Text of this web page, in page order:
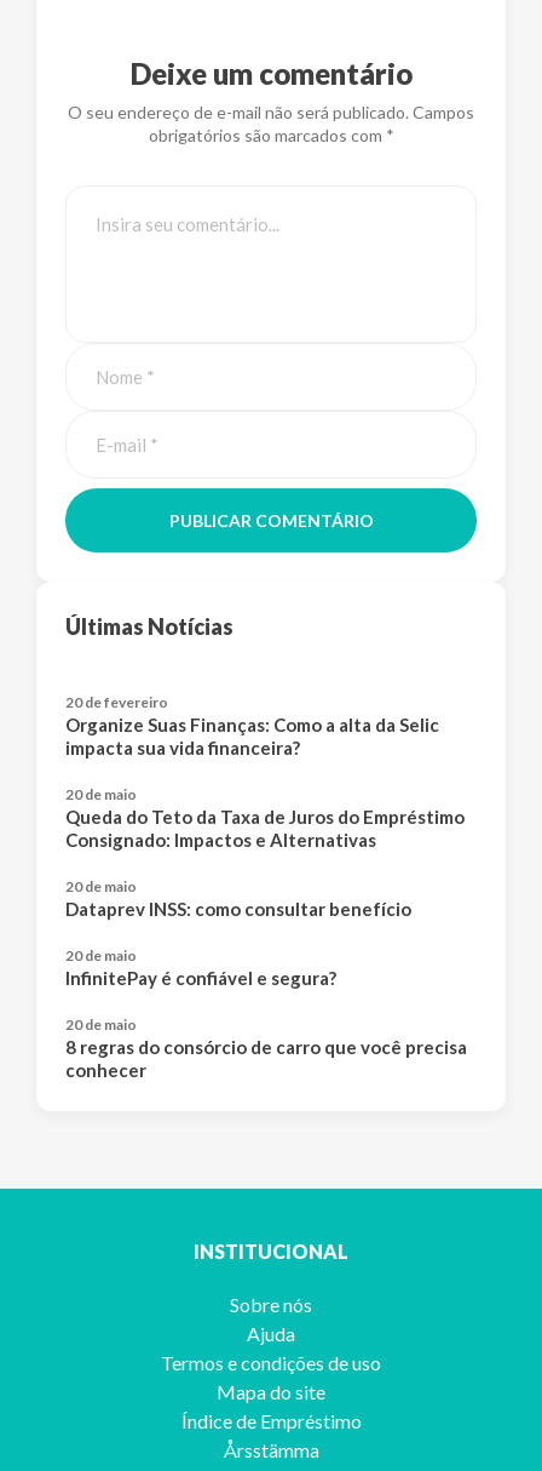
Deixe um comentário
O seu endereço de e-mail não será publicado. Campos
obrigatórios são marcados com *
PUBLICAR COMENTÁRIO
Últimas Notícias
20 de fevereiro
Organize Suas Finanças: Como a alta da Selic
impacta sua vida financeira?
20 de maio
Queda do Teto da Taxa de Juros do Empréstimo
Consignado: Impactos e Alternativas
20 de maio
Dataprev INSS: como consultar benefício
20 de maio
InfinitePay é confiável e segura?
20 de maio
8 regras do consórcio de carro que você precisa
conhecer
INSTITUCIONAL
Sobre nós
Ajuda
Termos e condições de uso
Mapa do site
Índice de Empréstimo
Årsstämma